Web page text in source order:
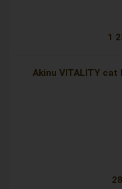
1
Akinu VITALITY